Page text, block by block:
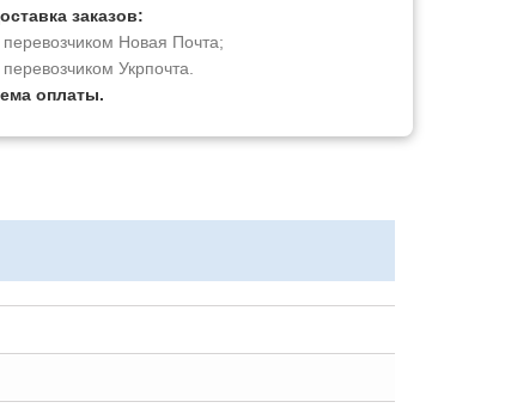
заказов:
перевозчиком Новая Почта;
Укрпочта.
оплаты.